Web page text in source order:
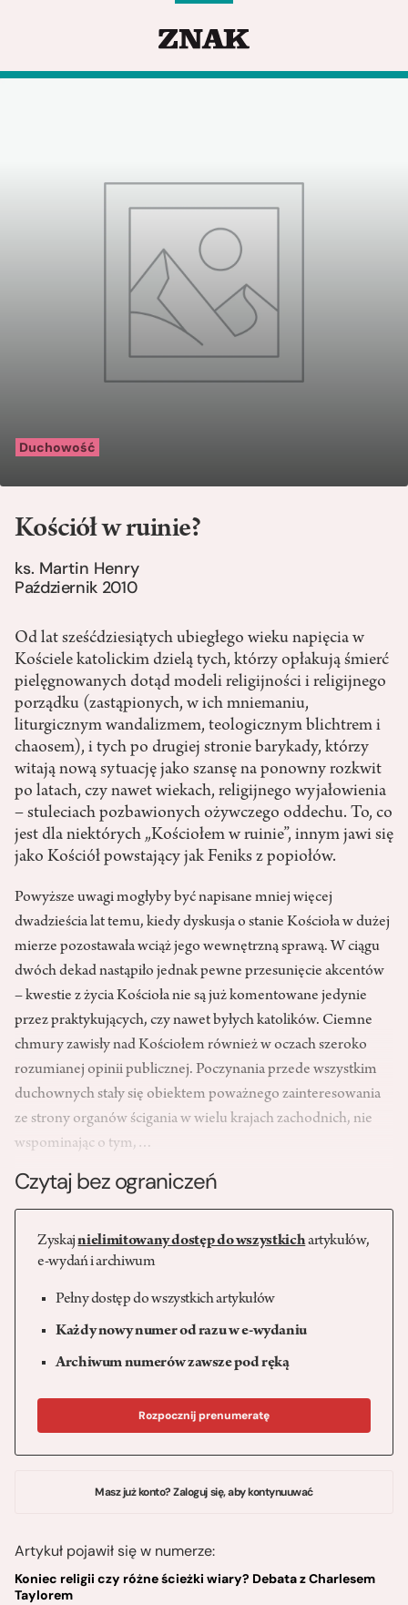
Duchowość
Kościół w ruinie?
ks. Martin Henry
Październik 2010
Od lat sześćdziesiątych ubiegłego wieku napięcia w
Kościele katolickim dzielą tych, którzy opłakują śmierć
pielęgnowanych dotąd modeli religijności i religijnego
porządku (zastąpionych, w ich mniemaniu,
liturgicznym wandalizmem, teologicznym blichtrem i
chaosem), i tych po drugiej stronie barykady, którzy
witają nową sytuację jako szansę na ponowny rozkwit
po latach, czy nawet wiekach, religijnego wyjałowienia
– stuleciach pozbawionych ożywczego oddechu. To, co
jest dla niektórych „Kościołem w ruinie”, innym jawi się
jako Kościół powstający jak Feniks z popiołów.
Powyższe uwagi mogłyby być napisane mniej więcej
dwadzieścia lat temu, kiedy dyskusja o stanie Kościoła w dużej
mierze pozostawała wciąż jego wewnętrzną sprawą. W ciągu
dwóch dekad nastąpiło jednak pewne przesunięcie akcentów
– kwestie z życia Kościoła nie są już komentowane jedynie
przez praktykujących, czy nawet byłych katolików. Ciemne
chmury zawisły nad Kościołem również w oczach szeroko
rozumianej opinii publicznej. Poczynania przede wszystkim
duchownych stały się obiektem poważnego zainteresowania
ze strony organów ścigania w wielu krajach zachodnich, nie
wspominając o tym,…
Czytaj bez ograniczeń
Zyskajnielimitowany dostęp do wszystkichartykułów,
e-wydań i archiwum
Pełny dostęp do wszystkich artykułów
Każdy nowy numer od razu w e-wydaniu
Archiwum numerów zawsze pod ręką
Rozpocznij prenumeratę
Masz już konto? Zaloguj się, aby kontynuuwać
Artykuł pojawił się w numerze:
Koniec religii czy różne ścieżki wiary? Debata z Charlesem
Taylorem